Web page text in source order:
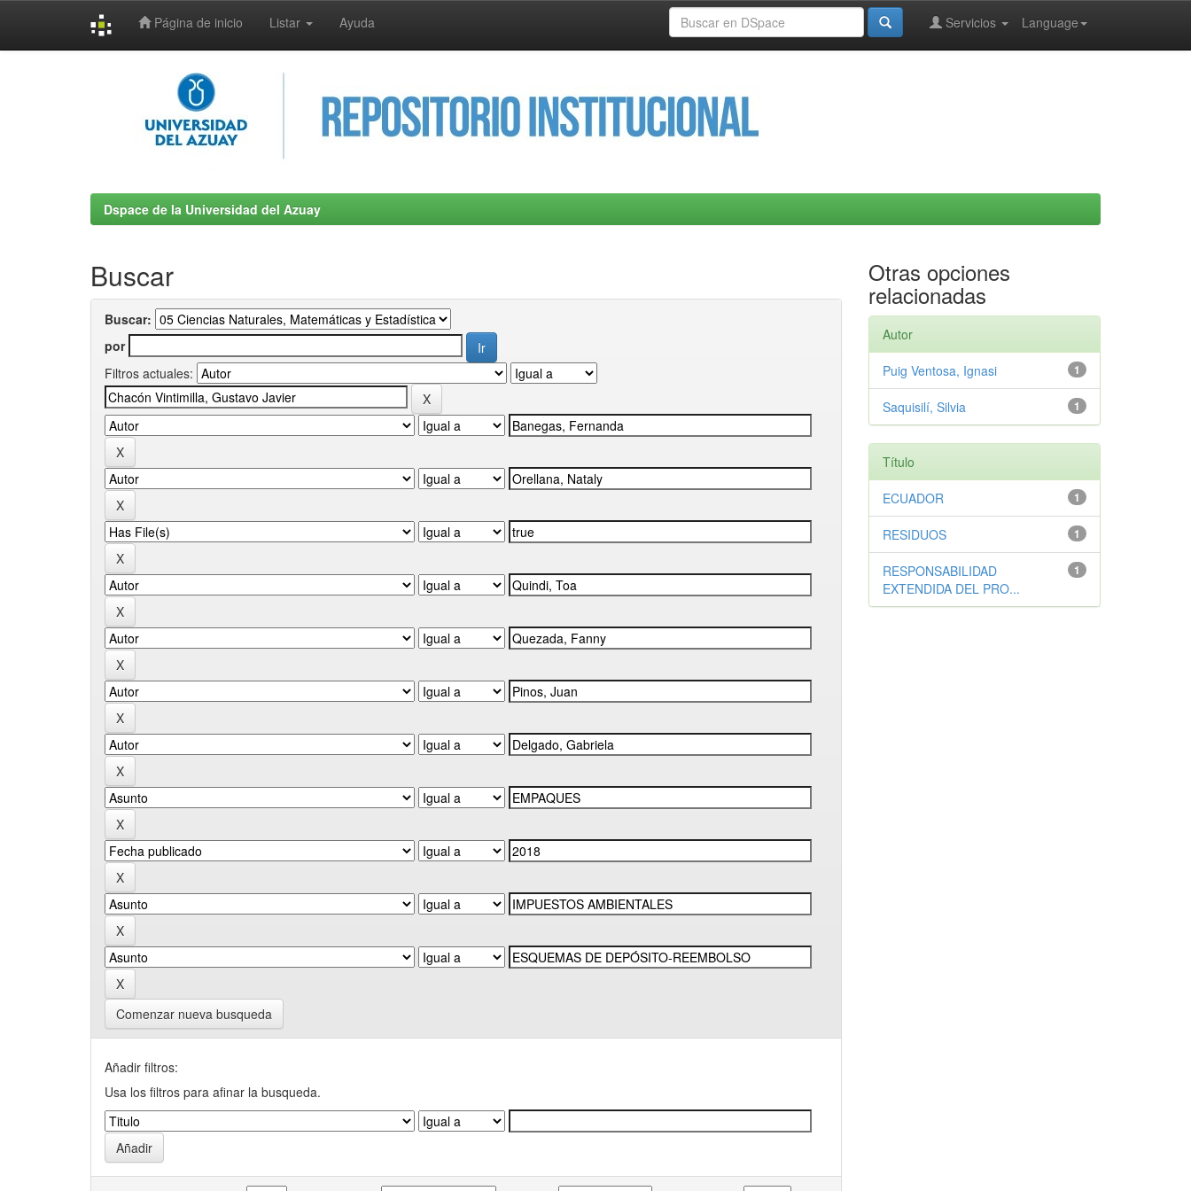
Página de inicio Listar Ayuda Language
Servicios
Dspace de la Universidad del Azuay
Buscar
Buscar:
por
Filtros actuales:
Comenzar nueva busqueda
Añadir filtros:
Usa los filtros para afinar la busqueda.
Otras opciones
relacionadas
Autor
1
Puig Ventosa, Ignasi
1
Saquisilí, Silvia
Título
1
ECUADOR
1
RESIDUOS
1
RESPONSABILIDAD
EXTENDIDA DEL PRO...